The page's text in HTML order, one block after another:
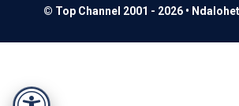
© Top Channel 2001 - 2026 •